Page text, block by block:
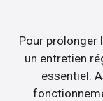
Pour prolonger
un entretien
essentiel.